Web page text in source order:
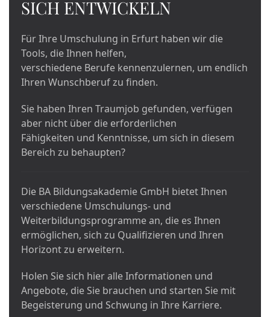
SICH ENTWICKELN
Für Ihre Umschulung in Erfurt haben wir die
Tools, die Ihnen helfen,
verschiedene Berufe kennenzulernen, um endlich
Ihren Wunschberuf zu finden.
Sie haben Ihren Traumjob gefunden, verfügen
aber nicht über die erforderlichen
Fähigkeiten und Kenntnisse, um sich in diesem
Bereich zu behaupten?
Die BA Bildungsakademie GmbH bietet Ihnen
verschiedene Umschulungs- und
Weiterbildungsprogramme an, die es Ihnen
ermöglichen, sich zu Qualifizieren und Ihren
Horizont zu erweitern.
Holen Sie sich hier alle Informationen und
Angebote, die Sie brauchen und starten Sie mit
Begeisterung und Schwung in Ihre Karriere.